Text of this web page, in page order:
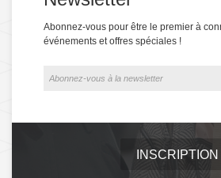
Abonnez-vous pour être le premier à
événements et offres spéciales !
INSCRIPTION